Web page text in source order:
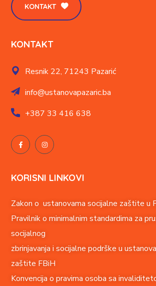
KONTAKT
KONTAKT
Resnik 22, 71243 Pazarić
info@ustanovapazaric.ba
+38733 416 638
KORISNI LINKOVI
Zakon o ustanovama socijalne zaštite u
Pravilnik o minimalnim standardima za
socijalnog
zbrinjavanja i socijalne podrške u
zaštite FBiH
Konvencija o pravima osoba sa